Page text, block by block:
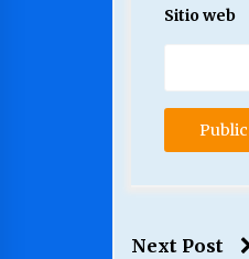
Sitio web
Next Post